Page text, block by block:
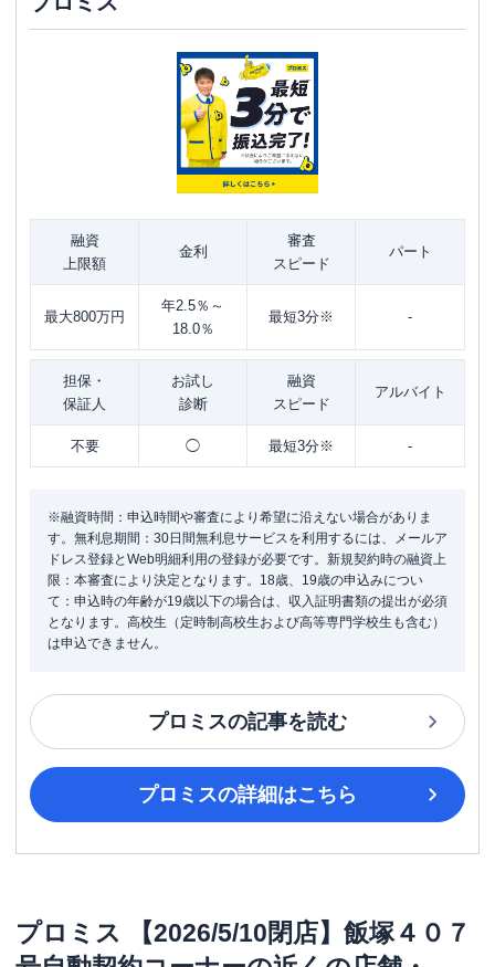
融資
上限額
金利
審査
スピード
パート
最大800万円
年2.5％～
18.0％
最短3分※ -
担保・
保証人
お試し
診断
融資
スピード
アルバイト
不要 ◯ 最短3分※ -
※融資時間：申込時間や審査により希望に沿えない場合がありま
す。無利息期間：30日間無利息サービスを利用するには、メールア
ドレス登録とWeb明細利用の登録が必要です。新規契約時の融資上
限：本審査により決定となります。18歳、19歳の申込みについ
て：申込時の年齢が19歳以下の場合は、収入証明書類の提出が必須
となります。高校生（定時制高校生および高等専門学校生も含む）
は申込できません。
プロミスの記事を読む
プロミスの詳細はこちら
プロミス
【2026/5/10閉店】飯塚４０７